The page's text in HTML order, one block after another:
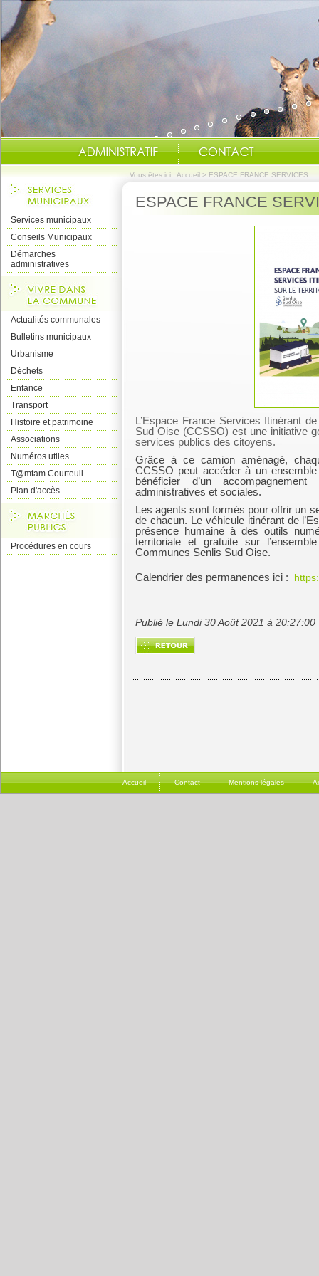
Vous êtes ici : Accueil > ESPACE FRANCE SERVICES
Services municipaux
Conseils Municipaux
Démarches
administratives
Actualités communales
Bulletins municipaux
Urbanisme
Déchets
Enfance
Transport
Histoire et patrimoine
Associations
Numéros utiles
T@mtam Courteuil
Plan d'accès
Procédures en cours
ESPACE FRANCE
L’Espace France Services Itinérant
Sud Oise (CCSSO) est une initiative
services publics des citoyens.
Grâce à ce camion aménagé,
CCSSO peut accéder à un
bénéficier d’un
administratives et sociales.
Les agents sont formés pour offrir un
de chacun. Le véhicule itinérant de
présence humaine à des outils
territoriale et gratuite sur
Communes Senlis Sud Oise.
Calendrier des permanences ici :
Publié le Lundi 30 Août 2021 à 20:27:00
Accueil Contact Mentions légales